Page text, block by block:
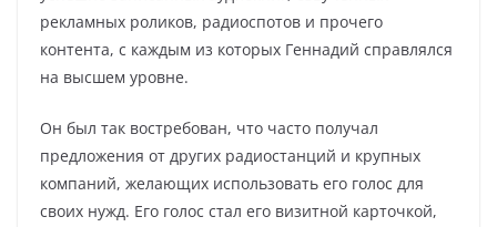
рекламных роликов, радиоспотов и прочего
контента, с каждым из которых Геннадий справлялся
на высшем уровне.
Он был так востребован, что часто получал
предложения от других радиостанций и крупных
компаний, желающих использовать его голос для
своих нужд. Его голос стал его визитной карточкой,